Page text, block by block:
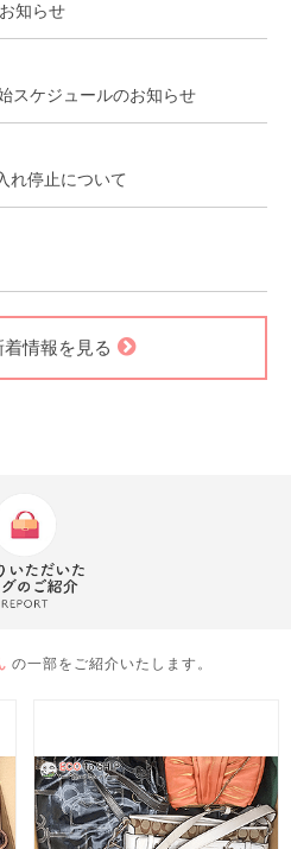
知らせ
スケジュールのお知らせ
れ停止について
情報を見る
の一部をご紹介いたします。